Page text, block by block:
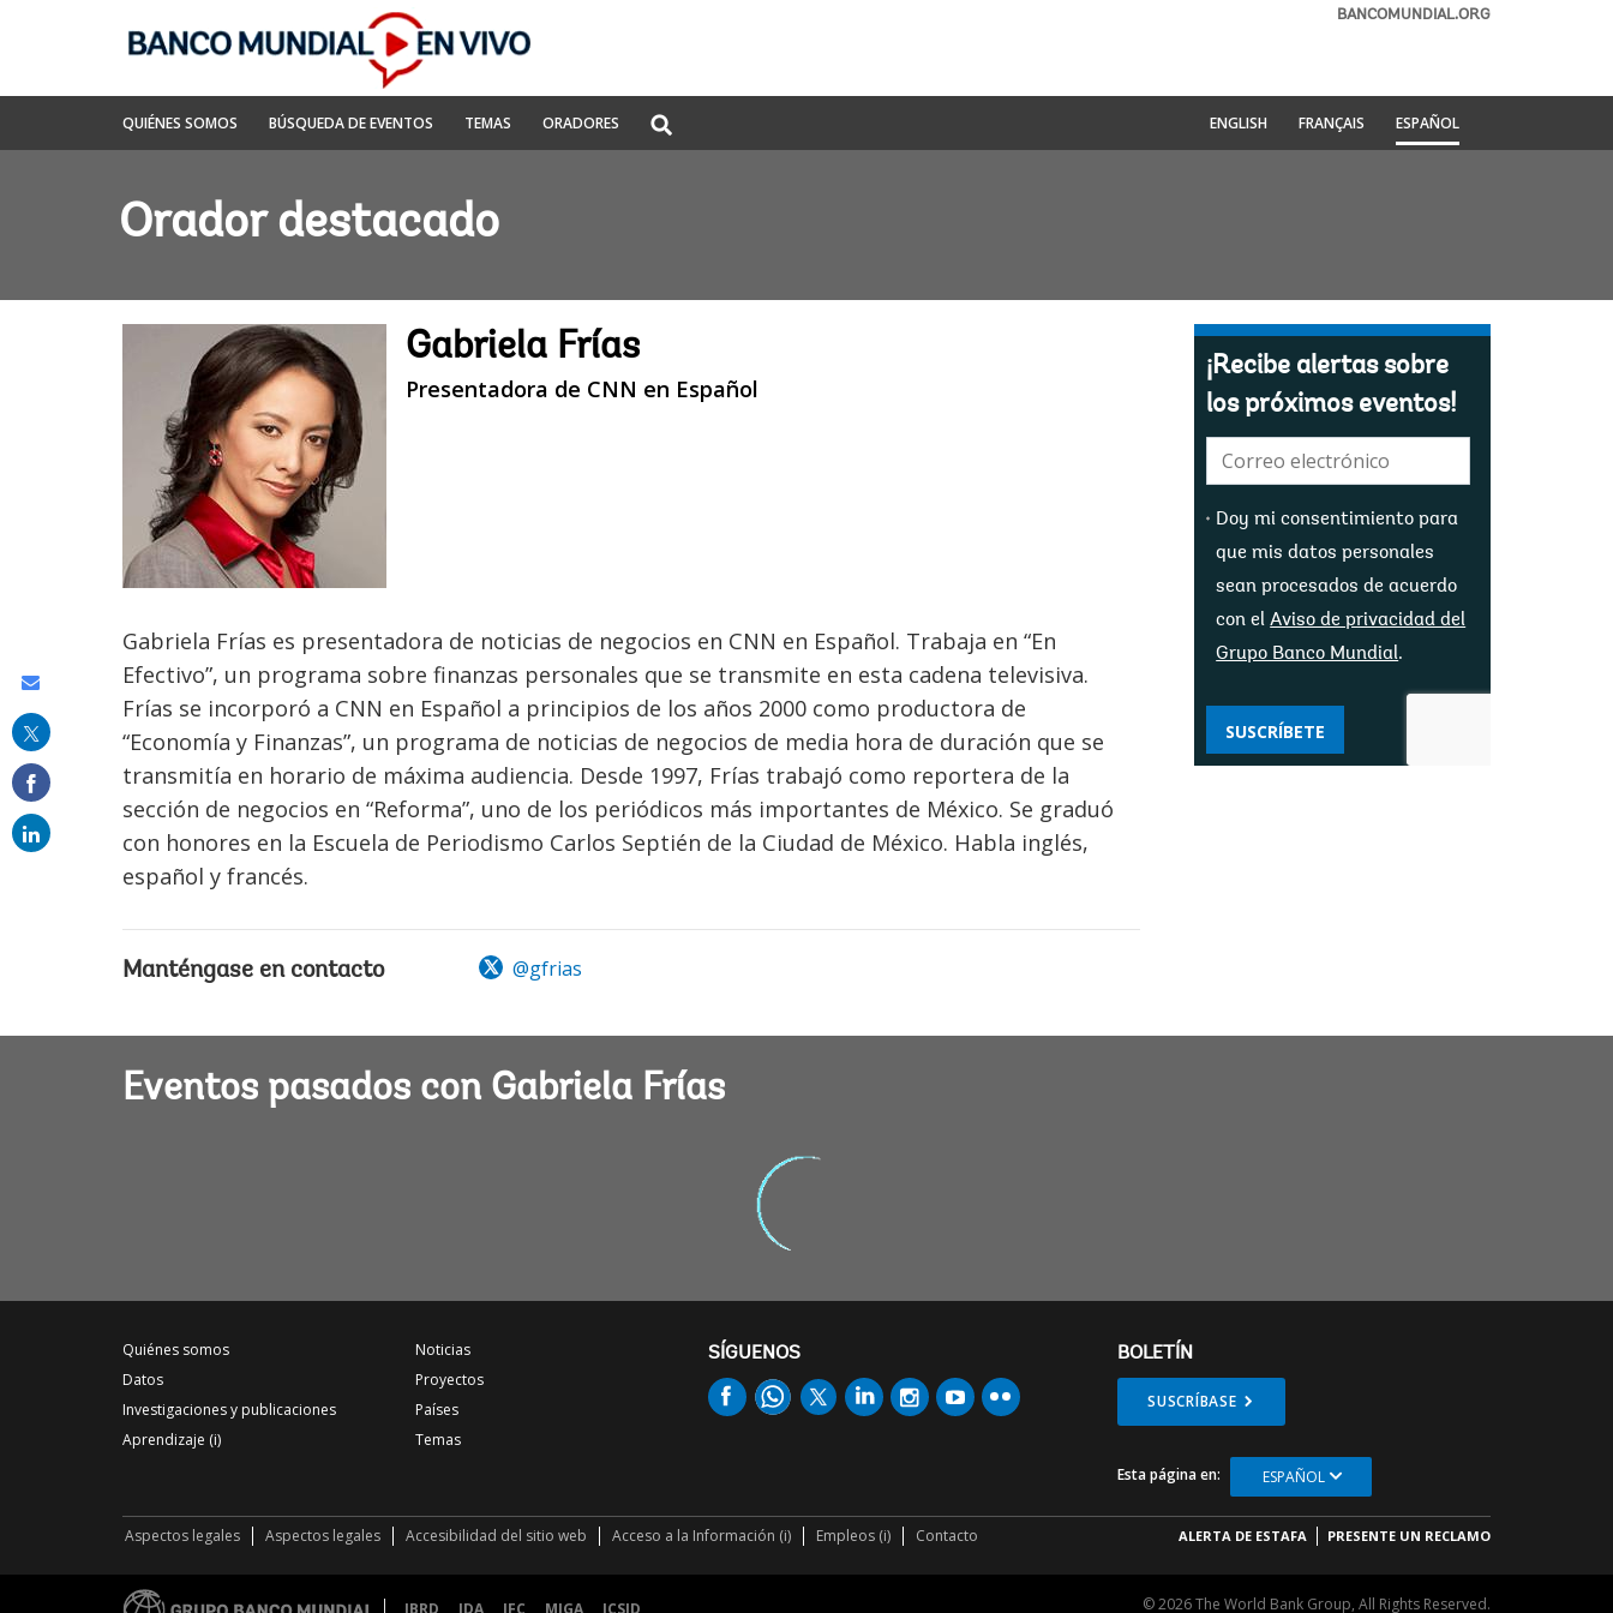
Navigation
Banco
Mundial
BANCOMUNDIAL.ORG
QUIÉNES SOMOS BÚSQUEDA DE EVENTOS TEMAS ORADORES
Global
Search
ENGLISH FRANÇAIS ESPAÑOL
Orador destacado
Gabriela Frías
Presentadora de CNN en Español
Gabriela Frías es presentadora de noticias de negocios en CNN en Español. Trabaja en “En
Efectivo”, un programa sobre finanzas personales que se transmite en esta cadena televisiva.
Frías se incorporó a CNN en Español a principios de los años 2000 como productora de
“Economía y Finanzas”, un programa de noticias de negocios de media hora de duración que se
transmitía en horario de máxima audiencia. Desde 1997, Frías trabajó como reportera de la
sección de negocios en “Reforma”, uno de los periódicos más importantes de México. Se graduó
con honores en la Escuela de Periodismo Carlos Septién de la Ciudad de México. Habla inglés,
español y francés.
Manténgase en contacto @gfrias
¡Recibe alertas sobre
los próximos eventos!
mail:
Doy mi consentimiento para
que mis datos personales
sean procesados ​​de acuerdo
con elAviso de privacidad del
Grupo Banco Mundial.
SUSCRÍBETE
Eventos pasados con Gabriela Frías
Quiénes somos
Datos
Investigaciones y publicaciones
Aprendizaje (i)
Noticias
Proyectos
Países
Temas
SÍGUENOS BOLETÍN
SUSCRÍBASE
Esta página en: ESPAÑOL
Aspectos legales Aspectos legales Accesibilidad del sitio web Acceso a la Información (i) Empleos (i) Contacto ALERTA DE ESTAFA PRESENTE UN RECLAMO
IBRD IDA IFC MIGA ICSID © 2026 The World Bank Group, All Rights Reserved.
this
email